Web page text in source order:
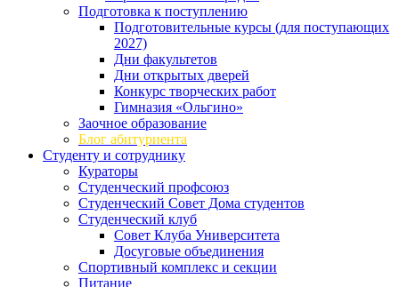
Подготовка к поступлению
Подготовительные курсы (для поступающих
2027)
Дни факультетов
Дни открытых дверей
Конкурс творческих работ
Гимназия «Ольгино»
Заочное образование
Блог абитуриента
Студенту и сотруднику
Кураторы
Студенческий профсоюз
Студенческий Совет Дома студентов
Студенческий клуб
Совет Клуба Университета
Досуговые объединения
Спортивный комплекс и секции
Питание